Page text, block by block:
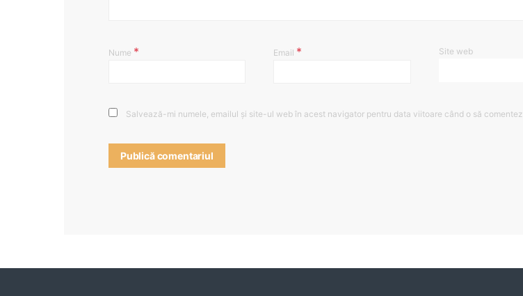
Nume * Email * Site web
Salvează-mi numele, emailul și site-ul web în acest navigator pentru data viitoare când o să comentez.